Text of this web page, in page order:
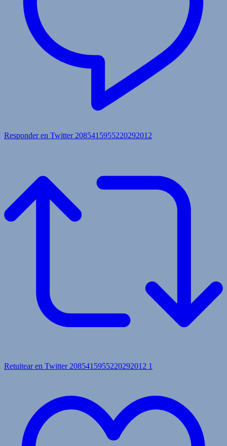
Responder en Twitter 2085415955220292012
Retuitear en Twitter 2085415955220292012 1